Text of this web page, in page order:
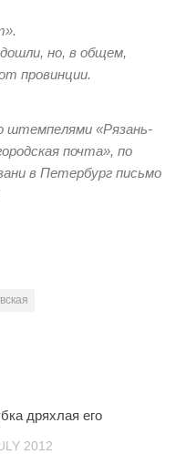
но, в общем,
провинции.
штемпелями «Рязань-
почта», по
в Петербург письмо
дряхлая его
2012